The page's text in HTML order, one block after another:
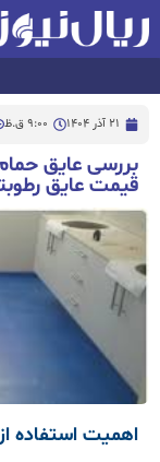
21 آذر 1404 9:00 ق.ظ
بررسی عایق
قیمت عایق
اهمیت استفاده